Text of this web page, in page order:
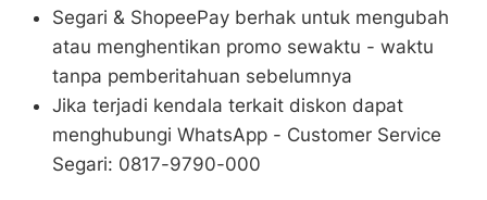
Segari & ShopeePay berhak untuk mengubah
atau menghentikan promo sewaktu - waktu
tanpa pemberitahuan sebelumnya
Jika terjadi kendala terkait diskon dapat
menghubungi WhatsApp - Customer Service
Segari: 0817-9790-000